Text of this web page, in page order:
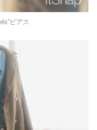
ピアス